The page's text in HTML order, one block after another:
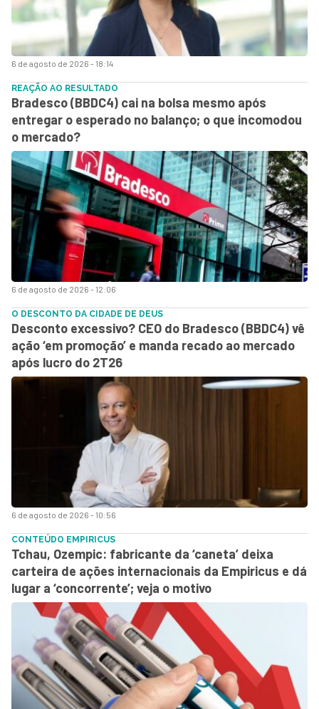
6 de agosto de 2026 - 18:14
6 de agosto de 2026 - 12:06
REAÇÃO AO RESULTADO
Bradesco (BBDC4) cai na bolsa mesmo após
entregar o esperado no balanço; o que incomodou
o mercado?
6 de agosto de 2026 - 10:56
O DESCONTO DA CIDADE DE DEUS
Desconto excessivo? CEO do Bradesco (BBDC4) vê
ação ‘em promoção’ e manda recado ao mercado
após lucro do 2T26
CONTEÚDO EMPIRICUS
Tchau, Ozempic: fabricante da ‘caneta’ deixa
carteira de ações internacionais da Empiricus e dá
lugar a ‘concorrente’; veja o motivo